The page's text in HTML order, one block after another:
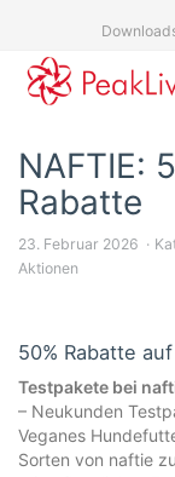
content
NAFTIE:
Rabatte
23. Februar 2026
Aktionen
50% Rabatte
Testpakete bei
– Neukunden
Veganes
Sorten von naftie